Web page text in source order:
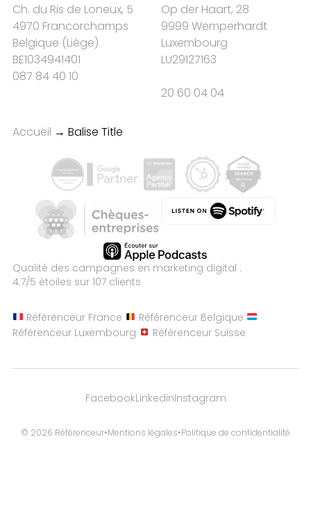
Ch. du Ris de Loneux, 5
4970 Francorchamps
Belgique (Liège)
BE1034941401
087 84 40 10
Op der Haart, 28
9999 Wemperhardt
Luxembourg
LU29127163
20 60 04 04
Accueil → Balise Title
Qualité des campagnes en marketing digital :
4.7/5 étoiles sur 107 clients
Référenceur France
Référenceur Belgique
Référenceur Luxembourg
Référenceur Suisse
© 2026 Référenceur•Mentions légales•Politique de confidentialité
FacebookLinkedinInstagram